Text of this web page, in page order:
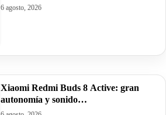
6 agosto, 2026
Xiaomi Redmi Buds 8 Active: gran
autonomía y sonido…